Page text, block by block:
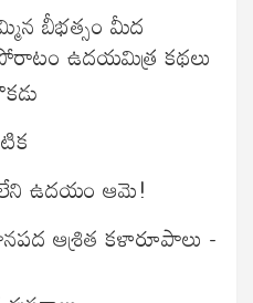
బీభత్సం మీద
పోరాటం ఉదయమిత్ర కథలు
ఉదయం ఆమె!
ఆశ్రిత కళారూపాలు -